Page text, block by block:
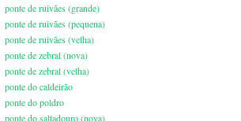
ponte de ruivães (grande)
ponte de ruivães (pequena)
ponte de ruivães (velha)
ponte de zebral (nova)
ponte de zebral (velha)
ponte do caldeirão
ponte do poldro
ponte do saltadouro (nova)